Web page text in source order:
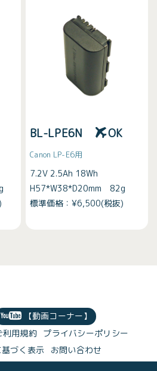
BL-LPE6N OK
Canon LP-E6用
7.2V 2.5Ah 18Wh
H57*W38*D20mm 82g
標準価格：¥6,500(税抜)
【動画コーナー】
利用規約 プライバシーポリシー
づく表示
お問い合わせ